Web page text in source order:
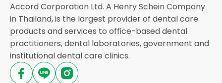
Accord Corporation Ltd. A Henry Schein Company
in Thailand, is the largest provider of dental care
products and services to office-based dental
practitioners, dental laboratories, government and
institutional dental care clinics.